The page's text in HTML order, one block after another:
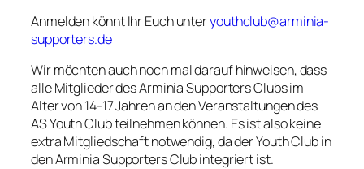
Anmelden könnt Ihr Euch unteryouthclub@arminia-
supporters.de
Wir möchten auch noch mal darauf hinweisen, dass
alle Mitglieder des Arminia Supporters Clubs im
Alter von 14-17 Jahren an den Veranstaltungen des
AS Youth Club teilnehmen können. Es ist also keine
extra Mitgliedschaft notwendig, da der Youth Club in
den Arminia Supporters Club integriert ist.